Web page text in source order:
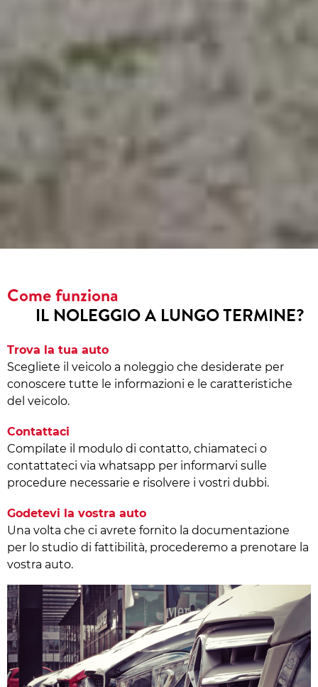
Come funziona
IL NOLEGGIO A LUNGO TERMINE?
Trova la tua auto
Scegliete il veicolo a noleggio che desiderate per
conoscere tutte le informazioni e le caratteristiche
del veicolo.
Contattaci
Compilate il modulo di contatto, chiamateci o
contattateci via whatsapp per informarvi sulle
procedure necessarie e risolvere i vostri dubbi.
Godetevi la vostra auto
Una volta che ci avrete fornito la documentazione
per lo studio di fattibilità, procederemo a prenotare la
vostra auto.